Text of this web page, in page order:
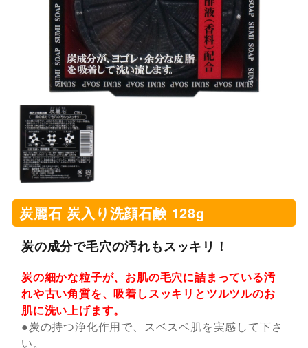
炭麗石 炭入り洗顔石鹸 128g
炭の成分で毛穴の汚れもスッキリ！
炭の細かな粒子が、お肌の毛穴に詰まっている汚
れや古い角質を、吸着しスッキリとツルツルのお
肌に洗い上げます。
●炭の持つ浄化作用で、スベスベ肌を実感して下さ
い。